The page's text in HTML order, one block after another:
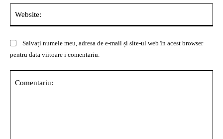
Salvați numele meu, adresa de e-mail și site-ul web în acest browser
pentru data viitoare i comentariu.